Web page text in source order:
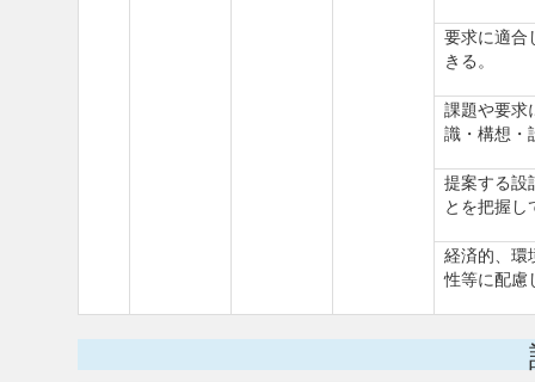
要求に適合
きる。
課題や要求
識・構想・
提案する設
とを把握し
経済的、環
性等に配慮